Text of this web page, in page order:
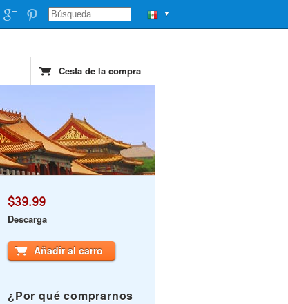
▼
Cesta de la compra
$39.99
Descarga
Añadir al carro
¿Por qué comprarnos